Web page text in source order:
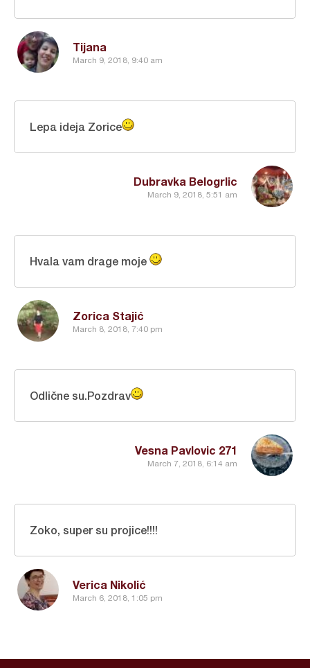
Tijana
March 9, 2018, 9:40 am
Dubravka Belogrlic
March 9, 2018, 5:51 am
Lepa ideja Zorice
Zorica Stajić
March 8, 2018, 7:40 pm
Hvala vam drage moje
Vesna Pavlovic 271
March 7, 2018, 6:14 am
Odlične su.Pozdrav
Verica Nikolić
March 6, 2018, 1:05 pm
Zoko, super su projice!!!!